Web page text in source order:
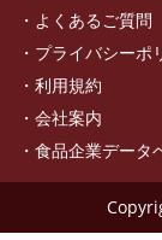
よくあるご質問
プライバシーポ
利用規約
会社案内
食品企業データ